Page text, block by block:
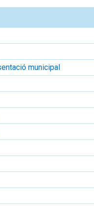
municipal